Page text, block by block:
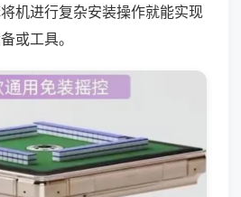
机进行复杂安装操作就能实现
或工具。